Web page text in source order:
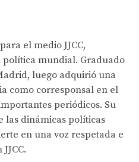
el medio JJCC,
política mundial. Graduado
luego adquirió una
como corresponsal en el
periódicos. Su
las dinámicas políticas
en una voz respetada e